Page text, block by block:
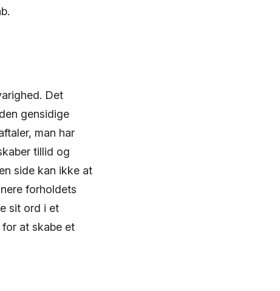
Det
gensidige
man har
tillid og
side kan ikke at
forholdets
sit ord i et
at skabe et